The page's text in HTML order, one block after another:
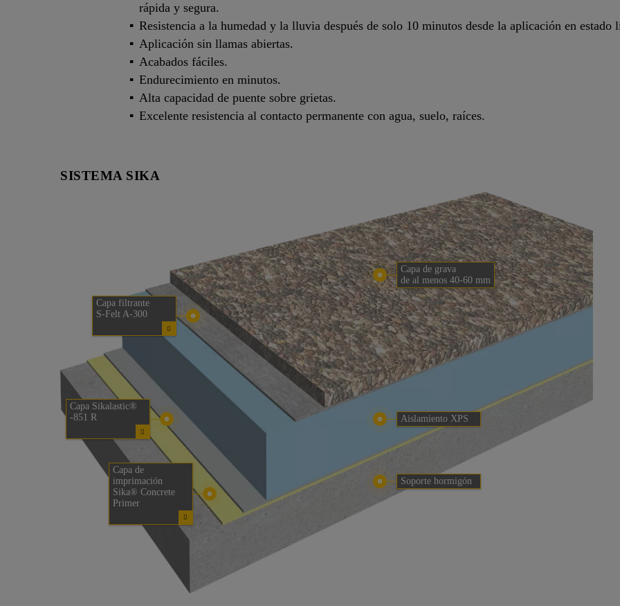
rápida y segura.
Resistencia a la humedad y la lluvia después de solo 10 minutos desde la aplicación en estado
Aplicación sin llamas abiertas.
Acabados fáciles.
Endurecimiento en minutos.
Alta capacidad de puente sobre grietas.
Excelente resistencia al contacto permanente con agua, suelo, raíces.
SISTEMA SIKA
Soporte hormigón
Capa de
imprimación
Sika® Concrete
Primer
Capa Sikalastic®
-851 R
Aislamiento XPS
Capa filtrante
S-Felt A-300
Capa de grava
de al menos 40-60 mm